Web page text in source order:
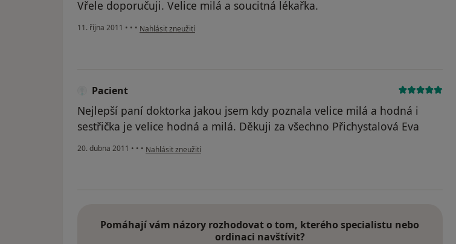
Vřele doporučuji. Velice milá a soucitná lékařka.
11. října 2011 • • • podle názoru uživatele Pacient
Nahlásit zneužití
Pacient
Nejlepší paní doktorka jakou jsem kdy poznala velice milá a hodná i
sestřička je velice hodná a milá. Děkuji za všechno Přichystalová Eva
20. dubna 2011 • • • podle názoru uživatele Pacient
Nahlásit zneužití
Pomáhají vám názory rozhodovat o tom, kterého specialistu nebo
ordinaci navštívit?